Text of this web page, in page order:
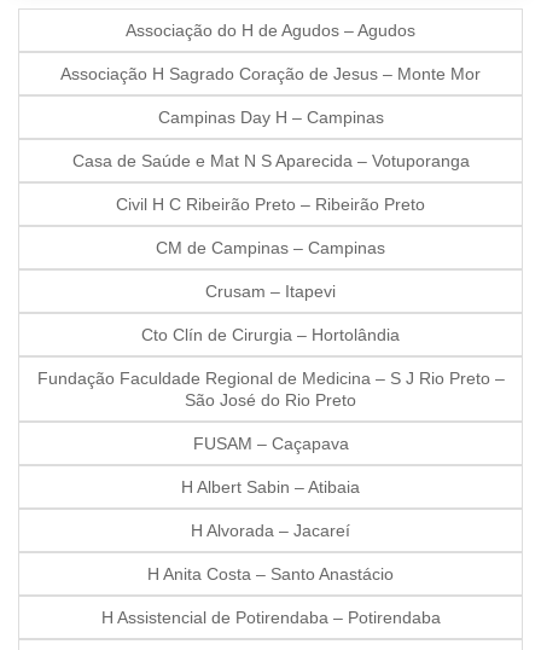
Associação do H de Agudos – Agudos
Associação H Sagrado Coração de Jesus – Monte Mor
Campinas Day H – Campinas
Casa de Saúde e Mat N S Aparecida – Votuporanga
Civil H C Ribeirão Preto – Ribeirão Preto
CM de Campinas – Campinas
Crusam – Itapevi
Cto Clín de Cirurgia – Hortolândia
Fundação Faculdade Regional de Medicina – S J Rio Preto –
São José do Rio Preto
FUSAM – Caçapava
H Albert Sabin – Atibaia
H Alvorada – Jacareí
H Anita Costa – Santo Anastácio
H Assistencial de Potirendaba – Potirendaba